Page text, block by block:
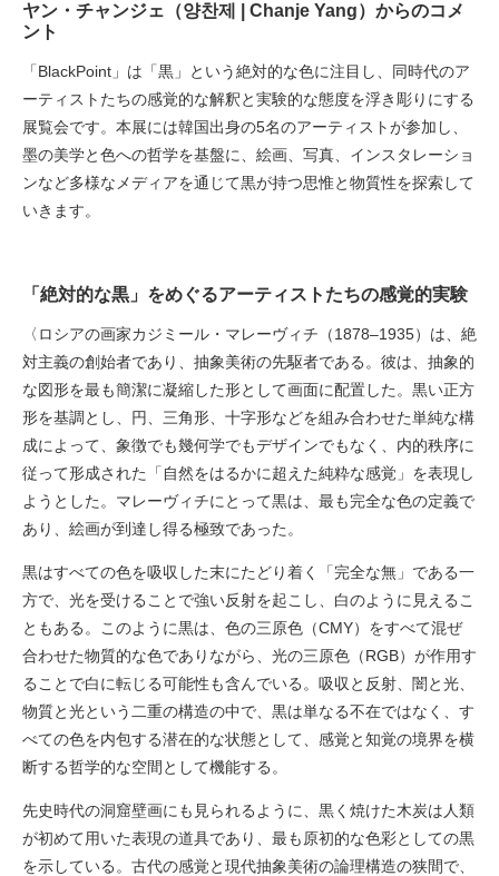
ヤン・チャンジェ（양찬제 | Chanje Yang）からのコメ
ント
「BlackPoint」は「黒」という絶対的な色に注目し、同時代のア
ーティストたちの感覚的な解釈と実験的な態度を浮き彫りにする
展覧会です。本展には韓国出身の5名のアーティストが参加し、
墨の美学と色への哲学を基盤に、絵画、写真、インスタレーショ
ンなど多様なメディアを通じて黒が持つ思惟と物質性を探索して
いきます。
「絶対的な黒」をめぐるアーティストたちの感覚的実験
〈ロシアの画家カジミール・マレーヴィチ（1878–1935）は、絶
対主義の創始者であり、抽象美術の先駆者である。彼は、抽象的
な図形を最も簡潔に凝縮した形として画面に配置した。黒い正方
形を基調とし、円、三角形、十字形などを組み合わせた単純な構
成によって、象徴でも幾何学でもデザインでもなく、内的秩序に
従って形成された「自然をはるかに超えた純粋な感覚」を表現し
ようとした。マレーヴィチにとって黒は、最も完全な色の定義で
あり、絵画が到達し得る極致であった。
黒はすべての色を吸収した末にたどり着く「完全な無」である一
方で、光を受けることで強い反射を起こし、白のように見えるこ
ともある。このように黒は、色の三原色（CMY）をすべて混ぜ
合わせた物質的な色でありながら、光の三原色（RGB）が作用す
ることで白に転じる可能性も含んでいる。吸収と反射、闇と光、
物質と光という二重の構造の中で、黒は単なる不在ではなく、す
べての色を内包する潜在的な状態として、感覚と知覚の境界を横
断する哲学的な空間として機能する。
先史時代の洞窟壁画にも見られるように、黒く焼けた木炭は人類
が初めて用いた表現の道具であり、最も原初的な色彩としての黒
を示している。古代の感覚と現代抽象美術の論理構造の狭間で、